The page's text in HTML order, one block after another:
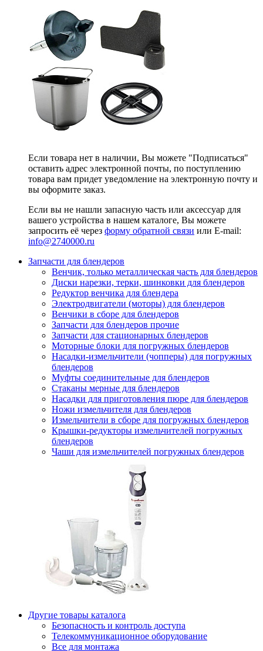
Если товара нет в наличии, Вы можете "Подписаться"
оставить адрес электронной почты, по поступлению
товара вам придет уведомление на электронную почту и
вы оформите заказ.
Если вы не нашли запасную часть или аксессуар для
вашего устройства в нашем каталоге, Вы можете
запросить её через форму обратной связи или E-mail:
info@2740000.ru
Запчасти для блендеров
Венчик, только металлическая часть для блендеров
Диски нарезки, терки, шинковки для блендеров
Редуктор венчика для блендера
Электродвигатели (моторы) для блендеров
Венчики в сборе для блендеров
Запчасти для блендеров прочие
Запчасти для стационарных блендеров
Моторные блоки для погружных блендеров
Насадки-измельчители (чопперы) для погружных
блендеров
Муфты соединительные для блендеров
Стаканы мерные для блендеров
Насадки для приготовления пюре для блендеров
Ножи измельчителя для блендеров
Измельчители в сборе для погружных блендеров
Крышки-редукторы измельчителей погружных
блендеров
Чаши для измельчителей погружных блендеров
Другие товары каталога
Безопасность и контроль доступа
Телекоммуникационное оборудование
Все для монтажа